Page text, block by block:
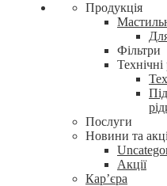
Продукція
Фільтри
Послуги
Новини та
Акції
Кар’єра